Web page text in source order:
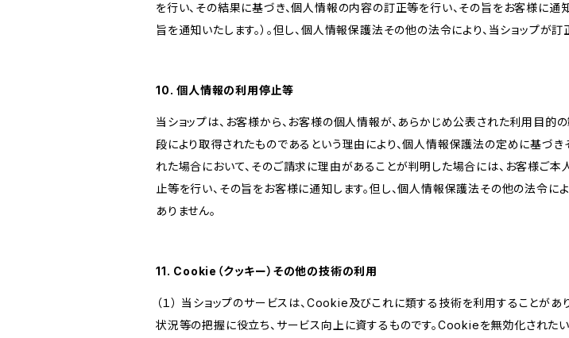
を行い、その結果に基づき、個人情報の内容の訂正等を行い、その旨をお客様に
旨を通知いたします。）。但し、個人情報保護法その他の法令により、当ショップが
10. 個人情報の利用停止等
当ショップは、お客様から、お客様の個人情報が、あらかじめ公表された利用目
段により取得されたものであるという理由により、個人情報保護法の定めに基づき
れた場合において、そのご請求に理由があることが判明した場合には、お客様ご
止等を行い、その旨をお客様に通知します。但し、個人情報保護法その他の法令
ありません。
11. Cookie（クッキー）その他の技術の利用
（１） 当ショップのサービスは、Cookie及びこれに類する技術を利用することがあ
状況等の把握に役立ち、サービス向上に資するものです。Cookieを無効化された